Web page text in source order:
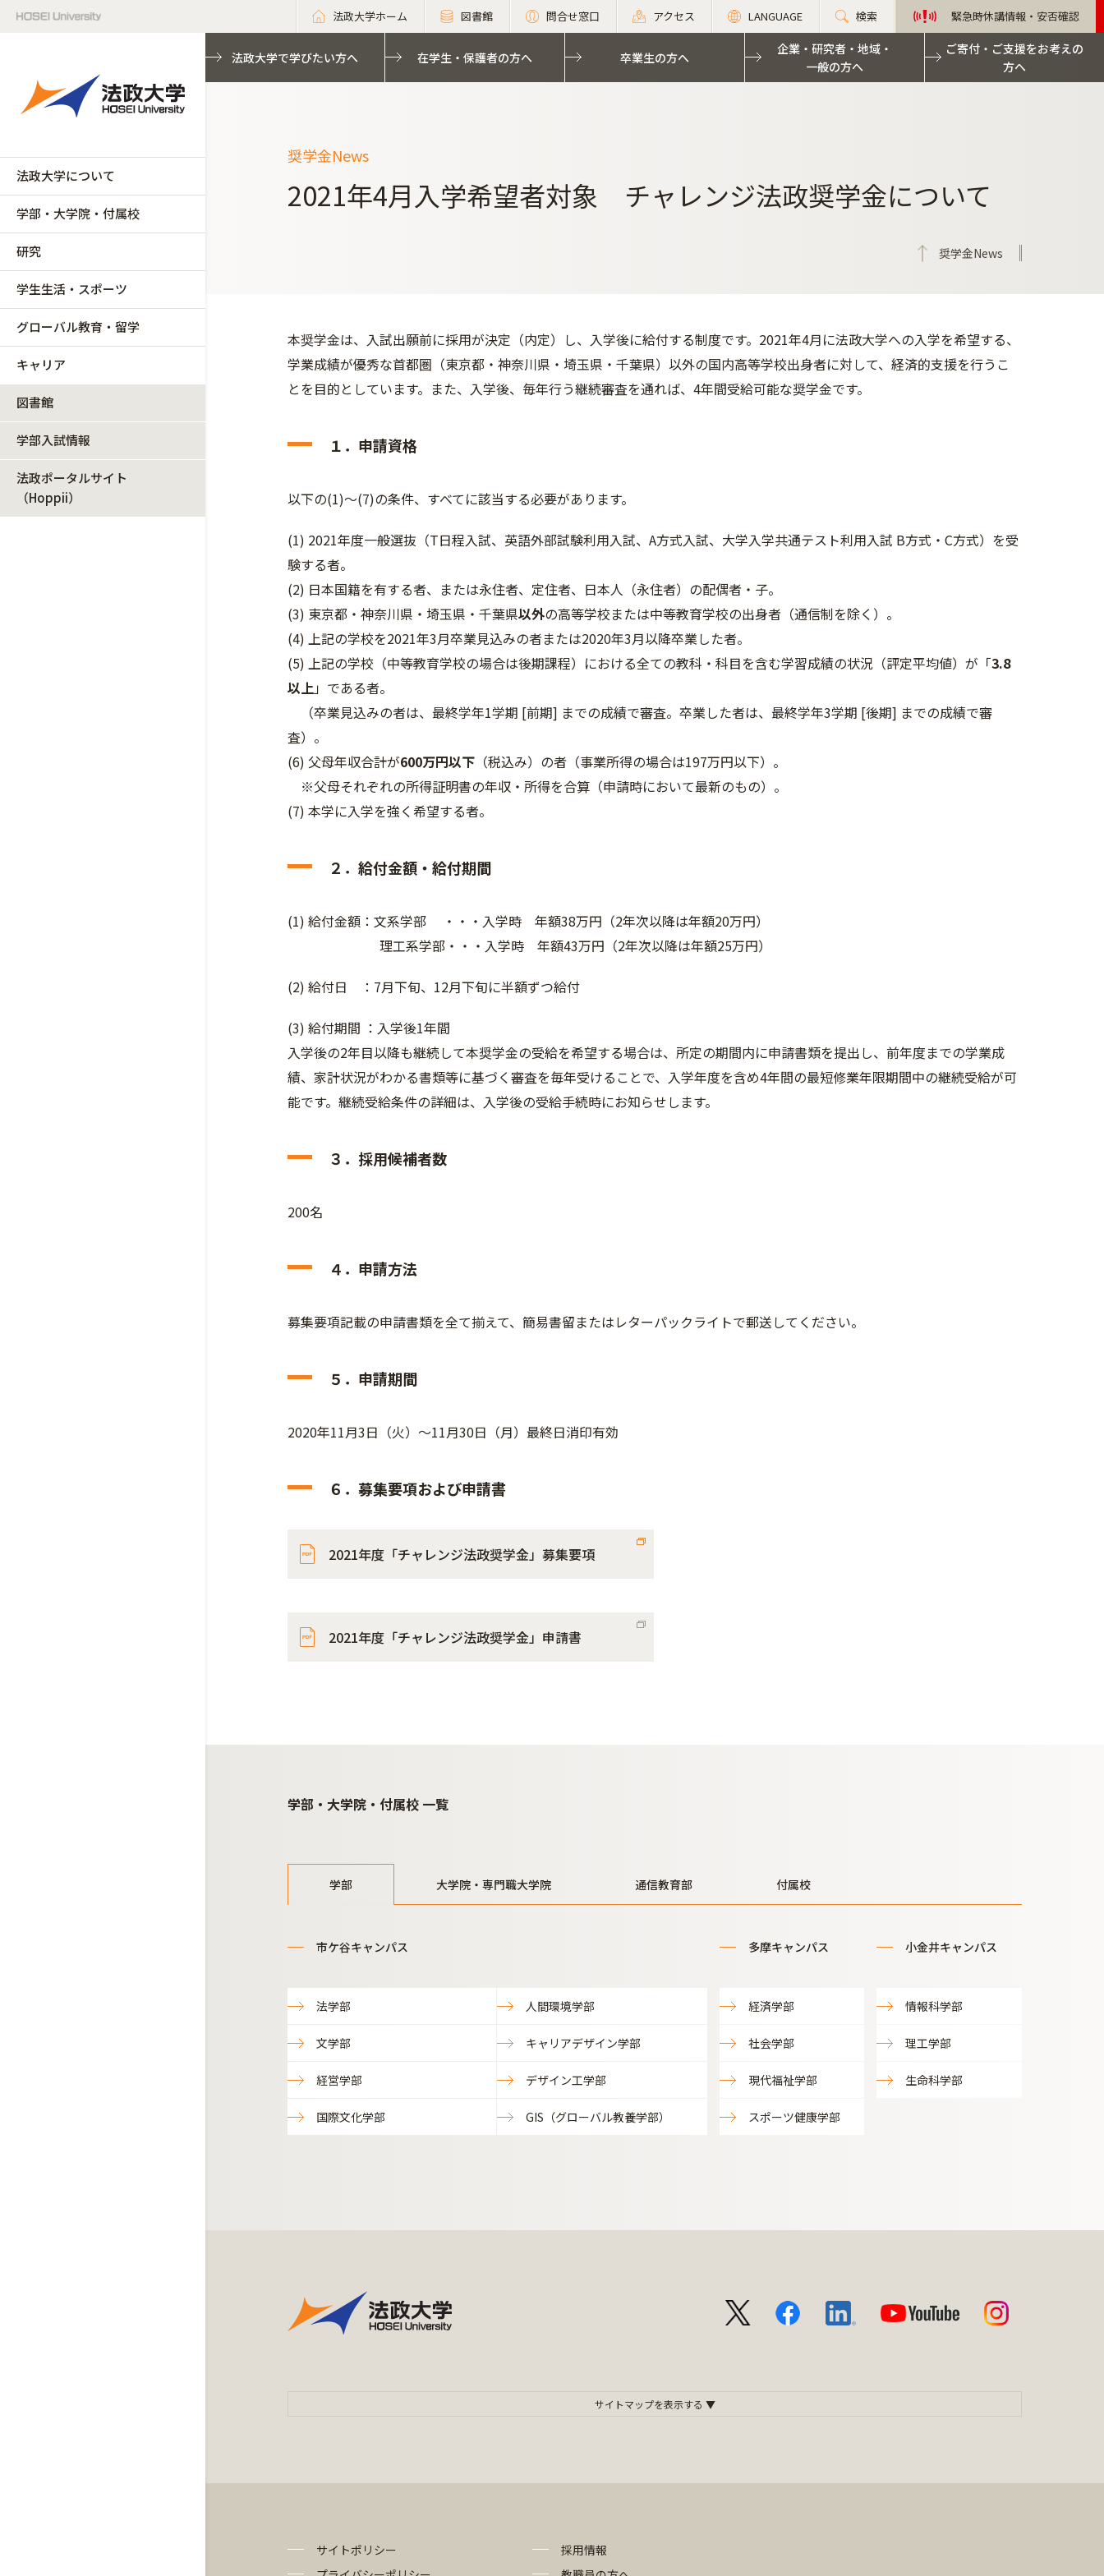
法政大学ホーム 図書館 問合せ窓口 アクセス LANGUAGE 検索 緊急時休講情報・安否確認
法政大学について
学部・大学院・付属校
研究
学生生活・スポーツ
グローバル教育・留学
キャリア
図書館
学部入試情報
法政ポータルサイト
（Hoppii）
法政大学で学びたい方へ 在学生・保護者の方へ 卒業生の方へ
企業・研究者・地域・
一般の方へ
ご寄付・ご支援をお考えの
方へ
奨学金News
2021年4月入学希望者対象 チャレンジ法政奨学金について
奨学金News
本奨学金は、入試出願前に採用が決定（内定）し、入学後に給付する制度です。2021年4月に法政大学への入学を希望する、
学業成績が優秀な首都圏（東京都・神奈川県・埼玉県・千葉県）以外の国内高等学校出身者に対して、経済的支援を行うこ
とを目的としています。また、入学後、毎年行う継続審査を通れば、4年間受給可能な奨学金です。
１．申請資格
以下の(1)～(7)の条件、すべてに該当する必要があります。
(1) 2021年度一般選抜（T日程入試、英語外部試験利用入試、A方式入試、大学入学共通テスト利用入試 B方式・C方式）を受
験する者。
(2) 日本国籍を有する者、または永住者、定住者、日本人（永住者）の配偶者・子。
(3) 東京都・神奈川県・埼玉県・千葉県以外の高等学校または中等教育学校の出身者（通信制を除く）。
(4) 上記の学校を2021年3月卒業見込みの者または2020年3月以降卒業した者。
(5) 上記の学校（中等教育学校の場合は後期課程）における全ての教科・科目を含む学習成績の状況（評定平均値）が「3.8
以上」である者。
（卒業見込みの者は、最終学年1学期 [前期] までの成績で審査。卒業した者は、最終学年3学期 [後期] までの成績で審
査）。
(6) 父母年収合計が600万円以下 （税込み）の者（事業所得の場合は197万円以下）。
※父母それぞれの所得証明書の年収・所得を合算（申請時において最新のもの）。
(7) 本学に入学を強く希望する者。
２．給付金額・給付期間
(1) 給付金額：文系学部 ・・・入学時 年額38万円（2年次以降は年額20万円）
理工系学部・・・入学時 年額43万円（2年次以降は年額25万円）
(2) 給付日 ：7月下旬、12月下旬に半額ずつ給付
(3) 給付期間 ：入学後1年間
入学後の2年目以降も継続して本奨学金の受給を希望する場合は、所定の期間内に申請書類を提出し、前年度までの学業成
績、家計状況がわかる書類等に基づく審査を毎年受けることで、入学年度を含め4年間の最短修業年限期間中の継続受給が可
能です。継続受給条件の詳細は、入学後の受給手続時にお知らせします。
３．採用候補者数
200名
４．申請方法
募集要項記載の申請書類を全て揃えて、簡易書留またはレターパックライトで郵送してください。
５．申請期間
2020年11月3日（火）～11月30日（月）最終日消印有効
６．募集要項および申請書
2021年度「チャレンジ法政奨学金」募集要項
2021年度「チャレンジ法政奨学金」申請書
学部・大学院・付属校 一覧
学部 大学院・専門職大学院 通信教育部 付属校
市ケ谷キャンパス
法学部 人間環境学部
文学部 キャリアデザイン学部
経営学部 デザイン工学部
国際文化学部 GIS（グローバル教養学部）
多摩キャンパス
経済学部
社会学部
現代福祉学部
スポーツ健康学部
小金井キャンパス
情報科学部
理工学部
生命科学部
サイトポリシー
採用情報